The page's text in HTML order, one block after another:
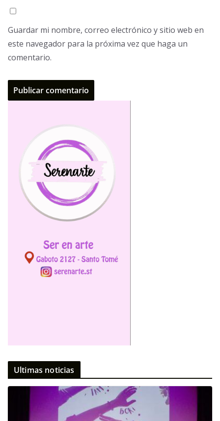
Guardar mi nombre, correo electrónico y sitio web en
este navegador para la próxima vez que haga un
comentario.
Ultimas noticias